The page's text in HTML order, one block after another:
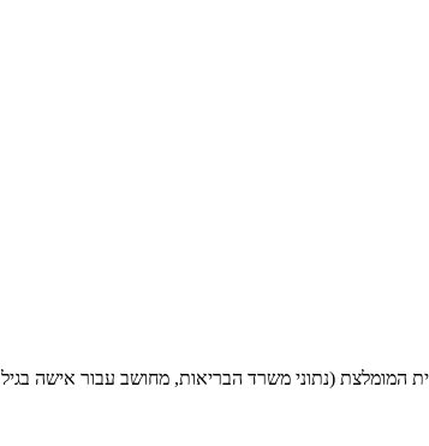
המומלצת (נתוני משרד הבריאות, מחושב עבור אישה בגיל 30).